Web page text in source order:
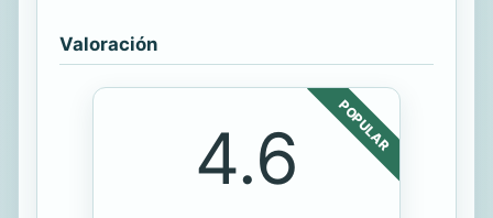
Valoración
POPULAR
4.6